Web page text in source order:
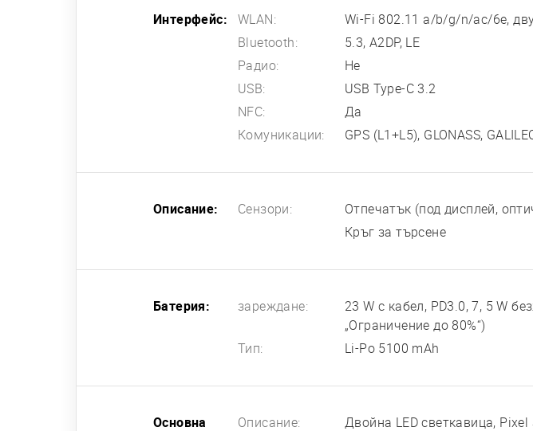
Интерфейс: WLAN:
Wi-Fi 802.11 a/b/g/n/ac/6e,
Bluetooth:
5.3, A2DP, LE
Радио:
Не
USB:
USB Type-C 3.2
NFC:
Да
Комуникации:
GPS (L1+L5), GLONASS,
Описание: Сензори:
Отпечатък (под дисплей,
Кръг за търсене
Батерия: зареждане:
23 W с кабел, PD3.0, 7, 5 W
„Ограничение до 80%“)
Тип:
Li-Po 5100 mAh
Основна
Описание:
Двойна LED светкавица,